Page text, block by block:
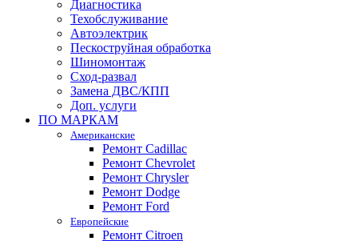
Диагностика
Техобслуживание
Автоэлектрик
Пескоструйная обработка
Шиномонтаж
Сход-развал
Замена ДВС/КПП
Доп. услуги
ПО МАРКАМ
Американские
Ремонт Cadillac
Ремонт Chevrolet
Ремонт Chrysler
Ремонт Dodge
Ремонт Ford
Европейские
Ремонт Citroen